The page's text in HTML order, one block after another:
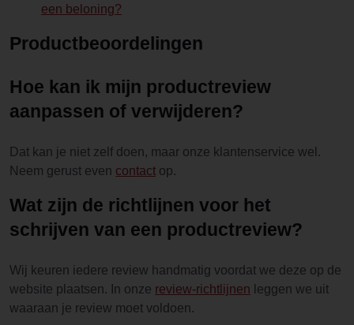
een beloning?
Productbeoordelingen
Hoe kan ik mijn productreview
aanpassen of verwijderen?
Dat kan je niet zelf doen, maar onze klantenservice wel.
Neem gerust even contact op.
Wat zijn de richtlijnen voor het
schrijven van een productreview?
Wij keuren iedere review handmatig voordat we deze op de
website plaatsen. In onze review-richtlijnen leggen we uit
waaraan je review moet voldoen.